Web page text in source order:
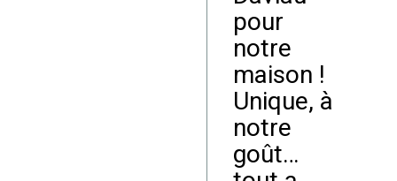
pour
notre
maison !
Unique, à
notre
goût…